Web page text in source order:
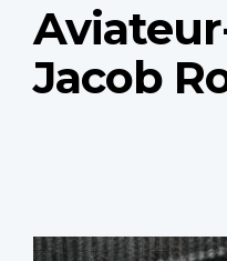
Jacob
Profile